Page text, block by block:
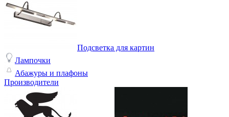
Подсветка для картин
Лампочки
Абажуры и плафоны
Производители